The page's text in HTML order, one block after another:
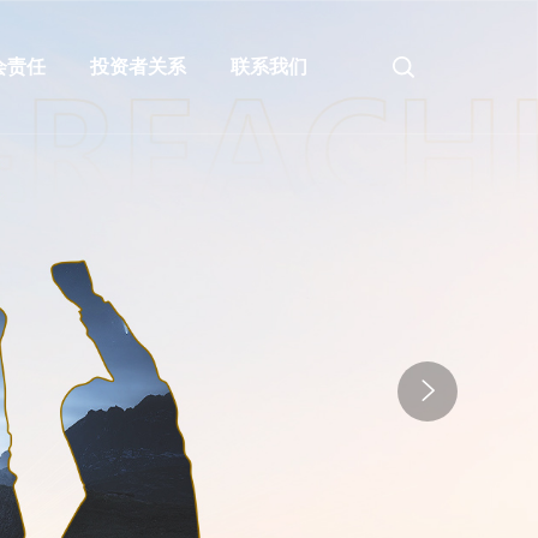
责任 投资者关系 联系我们
